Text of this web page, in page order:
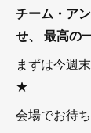
チーム・ア
せ、 最高の
まずは今週
★
会場でお待